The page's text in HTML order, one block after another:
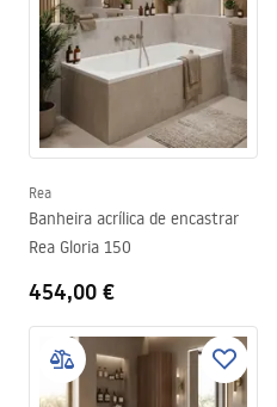
Rea
Banheira acrílica de encastrar
Rea Gloria 150
454,00 €